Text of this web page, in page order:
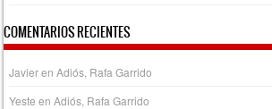
COMENTARIOS RECIENTES
JavierenAdiós, Rafa Garrido
Yeste enAdiós, Rafa Garrido